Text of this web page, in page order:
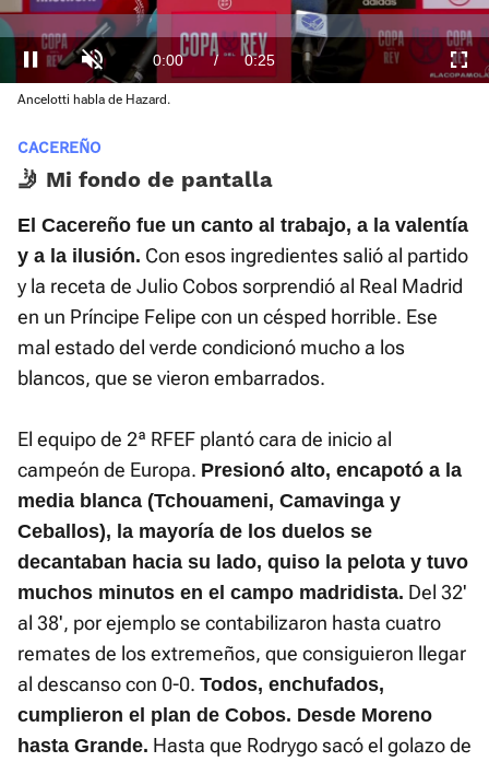
Pausa Unmute Current
Time
0:00 / Duration
0:25
Loaded
:
0.00%
Ancelotti habla de Hazard.
CACEREÑO
🤳 Mi fondo de pantalla
El Cacereño fue un canto al trabajo, a la valentía
y a la ilusión. Con esos ingredientes salió al partido
y la receta de Julio Cobos sorprendió al Real Madrid
en un Príncipe Felipe con un césped horrible. Ese
mal estado del verde condicionó mucho a los
blancos, que se vieron embarrados.
El equipo de 2ª RFEF plantó cara de inicio al
campeón de Europa. Presionó alto, encapotó a la
media blanca (Tchouameni, Camavinga y
Ceballos), la mayoría de los duelos se
decantaban hacia su lado, quiso la pelota y tuvo
muchos minutos en el campo madridista. Del 32'
al 38', por ejemplo se contabilizaron hasta cuatro
remates de los extremeños, que consiguieron llegar
al descanso con 0-0. Todos, enchufados,
cumplieron el plan de Cobos. Desde Moreno
hasta Grande. Hasta que Rodrygo sacó el golazo de